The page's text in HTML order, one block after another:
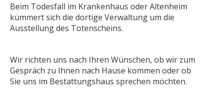
Beim Todesfall im Krankenhaus oder Altenheim
kümmert sich die dortige Verwaltung um die
Ausstellung des Totenscheins.
Wir richten uns nach Ihren Wünschen, ob wir zum
Gespräch zu Ihnen nach Hause kommen oder ob
Sie uns im Bestattungshaus sprechen möchten.